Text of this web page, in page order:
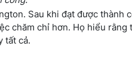
Sau khi đạt được thành
chăm chỉ hơn. Họ hiểu rằng
tất cả.